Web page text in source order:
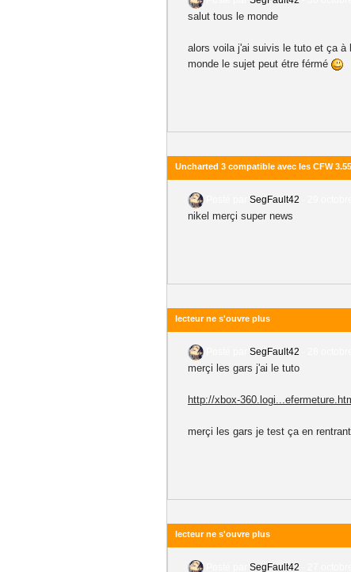
salut tous le monde
alors voila j'ai suivis le tuto et ça à
monde le sujet peut étre férmé
Uncharted 3 compatible avec les CFW
SegFault42
nikel merçi super news
lecteur ne s'ouvre plus
SegFault42
merçi les gars j'ai le tuto
http://xbox-
merçi les gars je test ça en
lecteur ne s'ouvre plus
SegFault42